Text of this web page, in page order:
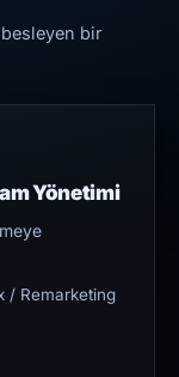
bir
Yönetimi
/ Remarketing